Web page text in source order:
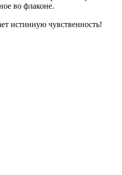
во флаконе.
истинную чувственность!